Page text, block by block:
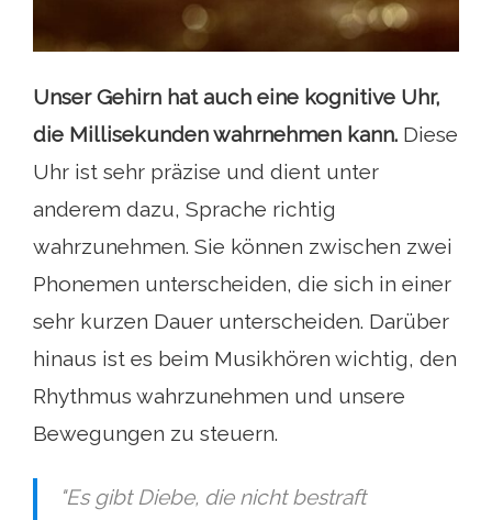
Unser Gehirn hat auch eine kognitive Uhr,
die Millisekunden wahrnehmen kann. Diese
Uhr ist sehr präzise und dient unter
anderem dazu, Sprache richtig
wahrzunehmen. Sie können zwischen zwei
Phonemen unterscheiden, die sich in einer
sehr kurzen Dauer unterscheiden. Darüber
hinaus ist es beim Musikhören wichtig, den
Rhythmus wahrzunehmen und unsere
Bewegungen zu steuern.
"Es gibt Diebe, die nicht bestraft